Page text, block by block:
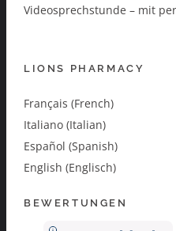
Videosprechstunde – mit
LIONS PHARMACY
Français (French)
Italiano (Italian)
Español (Spanish)
English (Englisch)
BEWERTUNGEN